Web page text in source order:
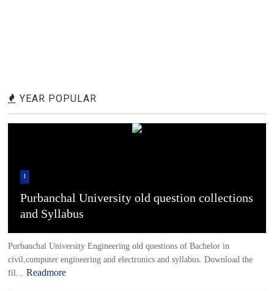
Purbanchal University old question collections
and Syllabus
civil,computer engineering and electronics and syllabus. Download the
fil... Readmore